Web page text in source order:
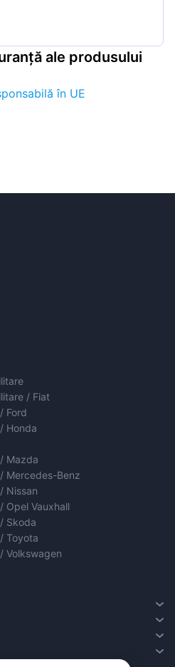
ale produsului
în UE
/ Fiat
Ford
Honda
Mazda
Mercedes-Benz
Nissan
Opel Vauxhall
Skoda
Toyota
Volkswagen